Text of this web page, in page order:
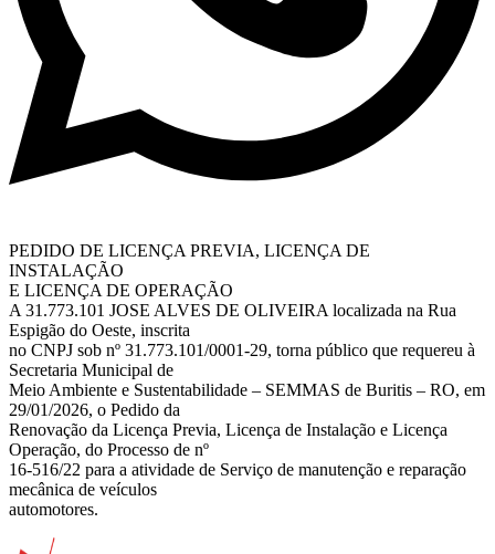
PEDIDO DE LICENÇA PREVIA, LICENÇA DE
INSTALAÇÃO
E LICENÇA DE OPERAÇÃO
A 31.773.101 JOSE ALVES DE OLIVEIRA localizada na Rua
Espigão do Oeste, inscrita
no CNPJ sob nº 31.773.101/0001-29, torna público que requereu à
Secretaria Municipal de
Meio Ambiente e Sustentabilidade – SEMMAS de Buritis – RO, em
29/01/2026, o Pedido da
Renovação da Licença Previa, Licença de Instalação e Licença
Operação, do Processo de nº
16-516/22 para a atividade de Serviço de manutenção e reparação
mecânica de veículos
automotores.